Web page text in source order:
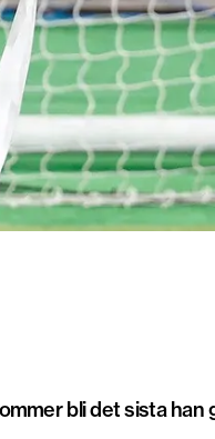
bli det sista han